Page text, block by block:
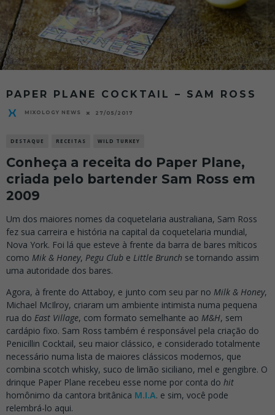
PAPER PLANE COCKTAIL – SAM ROSS
MIXOLOGY NEWS 27/05/2017
DESTAQUE RECEITAS WILD TURKEY
Conheça a receita do Paper Plane,
criada pelo bartender Sam Ross em
2009
Um dos maiores nomes da coquetelaria australiana, Sam Ross
fez sua carreira e história na capital da coquetelaria mundial,
Nova York. Foi lá que esteve à frente da barra de bares míticos
como Mik & Honey, Pegu Club e Little Brunch se tornando assim
uma autoridade dos bares.
Agora, à frente do Attaboy, e junto com seu par no Milk & Honey,
Michael McIlroy, criaram um ambiente intimista numa pequena
rua do East Village, com formato semelhante ao M&H, sem
cardápio fixo. Sam Ross também é responsável pela criação do
Penicillin Cocktail, seu maior clássico, e considerado totalmente
necessário numa lista de maiores clássicos modernos, que
combina scotch whisky, suco de limão siciliano, mel e gengibre. O
drinque Paper Plane recebeu esse nome por conta do hit
homônimo da cantora britânica M.I.A. e sim, você pode
relembrá-lo aqui.